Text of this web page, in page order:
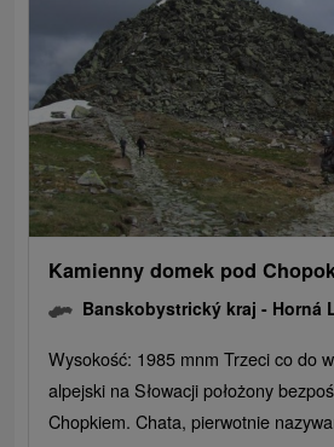
Kamienny domek pod
Banskobystrický kraj - Horná
Wysokość: 1985 mnm Trzeci co do
alpejski na Słowacji położony
Chopkiem. Chata, pierwotnie